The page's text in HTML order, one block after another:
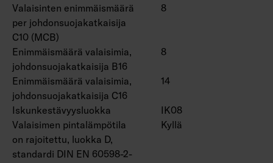
Hyötyelinikä L70 > 100 000 h (Ta25°C).
Hyötyelinikä L80 100 000 h (Ta25°C).
DAS = Kaksoisasymmetrinen (hyllyoptiikka),
ACMP = Akryyli mikroprisma, PCO =
Polykarbonaatti opaali
Lisätarvikkeina matalaluminanssiritilät
4338576 (1250 mm) ja 4338577 (1550 mm),
pallosuojaverkot (4338574 (1250 mm) ja
4338575 (1550 mm) ja yleiskiskokiinnike
Valaisinten enimmäismäärä
per johdonsuojakatkaisija
C10 (MCB)
8
Enimmäismäärä valaisimia,
johdonsuojakatkaisija B16
8
Enimmäismäärä valaisimia,
johdonsuojakatkaisija C16
14
Iskunkestävyysluokka
IK08
Valaisimen pintalämpötila
on rajoitettu, luokka D,
standardi DIN EN 60598-2-
Kyllä